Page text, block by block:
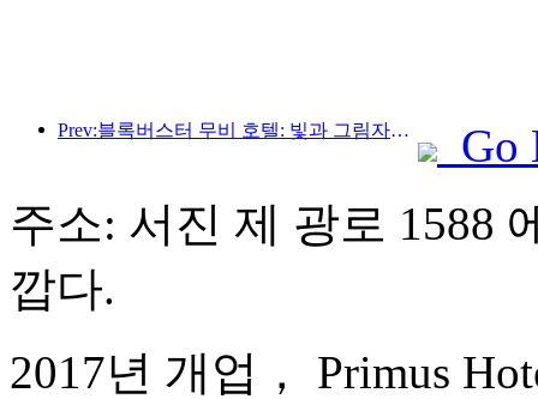
Prev:블록버스터 무비 호텔: 빛과 그림자의 여정에 푹 빠진 블록버스터 무비 호텔은 새로운 여행 경험을 정의합니다.
Go
주소: 서진 제 광로 1588
깝다.
2017년 개업， Primus